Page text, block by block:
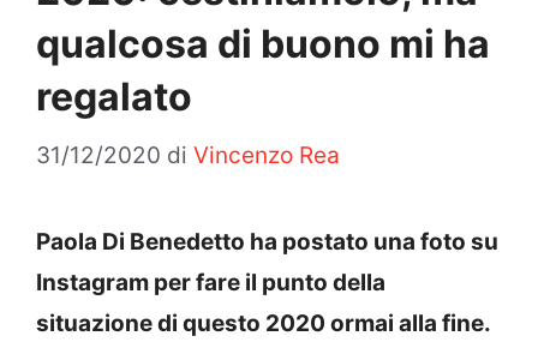
qualcosa di buono mi ha
regalato
31/12/2020 di Vincenzo Rea
Paola Di Benedetto ha postato una foto su
Instagram per fare il punto della
situazione di questo 2020 ormai alla fine.